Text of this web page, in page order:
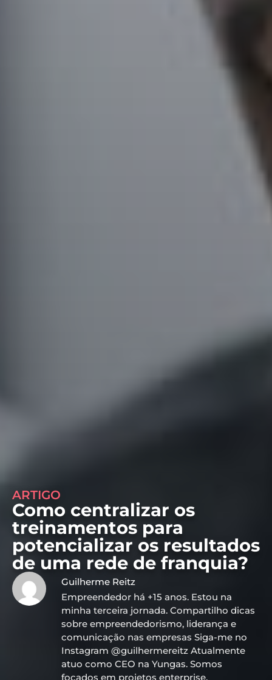
ARTIGO
Como centralizar os
treinamentos para
potencializar os resultados
de uma rede de franquia?
Guilherme Reitz
Empreendedor há +15 anos. Estou na
minha terceira jornada. Compartilho dicas
sobre empreendedorismo, liderança e
comunicação nas empresas Siga-me no
Instagram @guilhermereitz Atualmente
atuo como CEO na Yungas. Somos
focados em projetos enterprise,